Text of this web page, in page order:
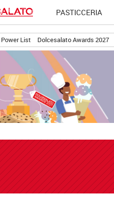
PASTICCERIA
List Dolcesalato Awards 2027